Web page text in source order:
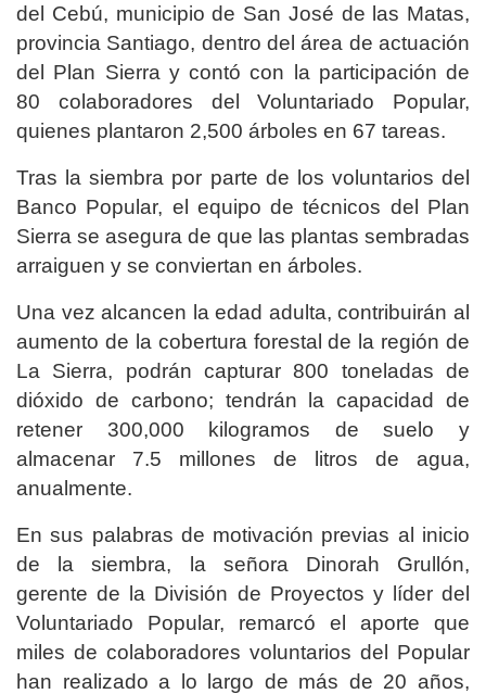
del Cebú, municipio de San José de las Matas,
provincia Santiago, dentro del área de actuación
del Plan Sierra y contó con la participación de
80 colaboradores del Voluntariado Popular,
quienes plantaron 2,500 árboles en 67 tareas.
Tras la siembra por parte de los voluntarios del
Banco Popular, el equipo de técnicos del Plan
Sierra se asegura de que las plantas sembradas
arraiguen y se conviertan en árboles.
Una vez alcancen la edad adulta, contribuirán al
aumento de la cobertura forestal de la región de
La Sierra, podrán capturar 800 toneladas de
dióxido de carbono; tendrán la capacidad de
retener 300,000 kilogramos de suelo y
almacenar 7.5 millones de litros de agua,
anualmente.
En sus palabras de motivación previas al inicio
de la siembra, la señora Dinorah Grullón,
gerente de la División de Proyectos y líder del
Voluntariado Popular, remarcó el aporte que
miles de colaboradores voluntarios del Popular
han realizado a lo largo de más de 20 años,